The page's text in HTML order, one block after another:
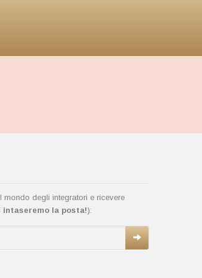
mondo degli integratori e ricevere
intaseremo la posta!):